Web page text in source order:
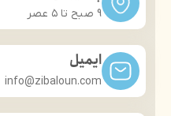
9 صبح تا ۵ عصر
ایمیل
info@zibaloun.com